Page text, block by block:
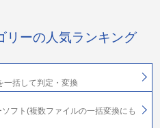
リーの人気ランキング
一括して判定・変換
フト(複数ファイルの一括変換にも